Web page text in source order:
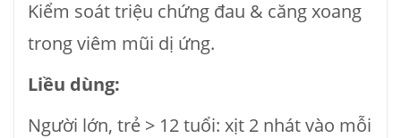
Kiểm soát triệu chứng đau & căng xoang
trong viêm mũi dị ứng.
Liều dùng:
Người lớn, trẻ > 12 tuổi: xịt 2 nhát vào mỗi